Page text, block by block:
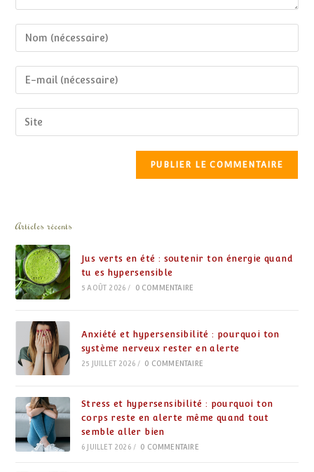
Articles récents
Jus verts en été : soutenir ton énergie quand
tu es hypersensible
5 AOÛT 2026 / 0 COMMENTAIRE
Anxiété et hypersensibilité : pourquoi ton
système nerveux rester en alerte
25 JUILLET 2026 / 0 COMMENTAIRE
Stress et hypersensibilité : pourquoi ton
corps reste en alerte même quand tout
semble aller bien
6 JUILLET 2026 / 0 COMMENTAIRE